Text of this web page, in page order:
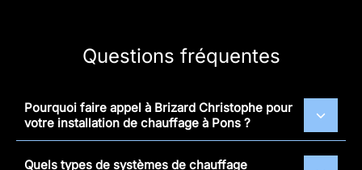
Questions fréquentes
Pourquoi faire appel à Brizard Christophe pour
votre installation de chauffage à Pons ?
Quels types de systèmes de chauffage